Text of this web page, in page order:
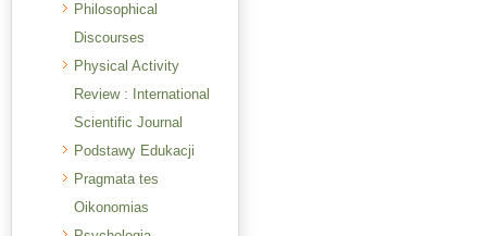
Philosophical
Discourses
Physical Activity
Review : International
Scientific Journal
Podstawy Edukacji
Pragmata tes
Oikonomias